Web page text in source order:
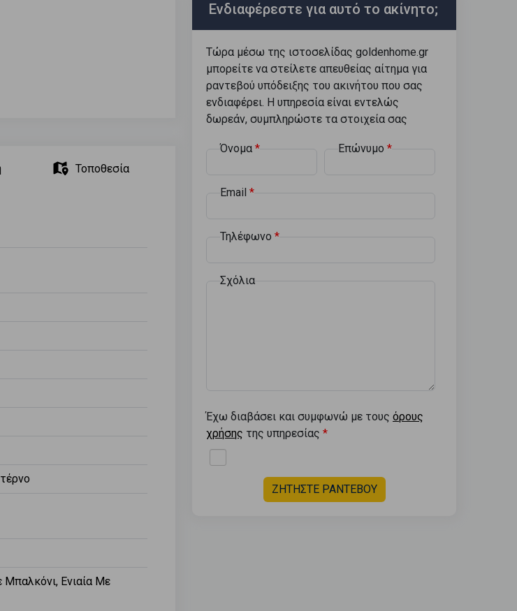
Ενδιαφέρεστε για αυτό το ακίνητο;
Τώρα μέσω της ιστοσελίδας goldenhome.gr
μπορείτε να στείλετε απευθείας αίτημα για
ραντεβού υπόδειξης του ακινήτου που σας
ενδιαφέρει. Η υπηρεσία είναι εντελώς
δωρεάν, συμπληρώστε τα στοιχεία σας
Όνομα Επώνυμο
Email
Τηλέφωνο
Σχόλια
Έχω διαβάσει και συμφωνώ με τους όρους
χρήσης της υπηρεσίας
ΖΗΤΗΣΤΕ ΡΑΝΤΕΒΟΥ
Τοποθεσία
Μπαλκόνι, Ενιαία Με